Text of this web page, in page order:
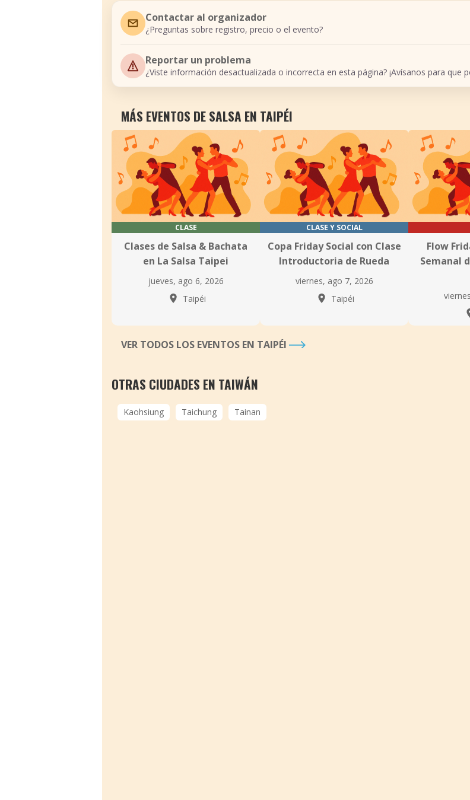
Contactar al organizador
¿Preguntas sobre registro, precio o el evento?
Reportar un problema
¿Viste información desactualizada o incorrecta en esta página? ¡Avísanos para que
MÁS EVENTOS DE SALSA EN TAIPÉI
CLASE
Clases de Salsa & Bachata
en La Salsa Taipei
jueves, ago 6, 2026
Taipéi
CLASE Y SOCIAL
Copa Friday Social con Clase
Introductoria de Rueda
viernes, ago 7, 2026
Taipéi
Flow
Semanal
VER TODOS LOS EVENTOS EN TAIPÉI
OTRAS CIUDADES EN TAIWÁN
Kaohsiung Taichung Tainan